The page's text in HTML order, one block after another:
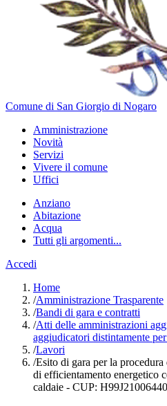
Comune di San Giorgio di Nogaro
Amministrazione
Novità
Servizi
Vivere il comune
Uffici
Anziano
Abitazione
Acqua
Tutti gli argomenti...
Accedi
Home
/Amministrazione Trasparente
/Bandi di gara e contratti
/Atti delle amministrazioni
aggiudicatori distintamente
/Lavori
/Esito di gara per la
di efficientamento energetico
caldaie - CUP: